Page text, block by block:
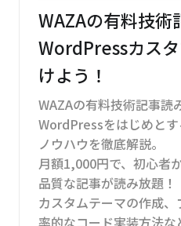
WAZAの有料技術
WordPressカス
けよう！
WAZAの有料技術記事読
WordPressをはじめと
ノウハウを徹底解説。
月額1,000円で、初心者
品質な記事が読み放題！
カスタムテーマの作成
率的なコード実装方法